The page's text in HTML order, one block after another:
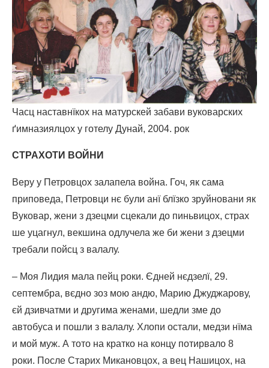
Часц наставнїкох на матурскей забави вуковарских
ґимназиялцох у готелу Дунай, 2004. рок
СТРАХОТИ ВОЙНИ
Веру у Петровцох залапела война. Гоч, як сама
приповеда, Петровци нє були анї блїзко зруйновани як
Вуковар, жени з дзецми сцекали до пиньвицох, страх
ше уцагнул, векшина одлучела же би жени з дзецми
требали пойсц з валалу.
– Моя Лидия мала пейц роки. Єдней нєдзелї, 29.
септембра, вєдно зоз мою андю, Марию Джуджарову,
єй дзивчатми и другима женами, шедли зме до
автобуса и пошли з валалу. Хлопи остали, медзи нїма
и мой муж. А тото на кратко на концу потирвало 8
роки. После Старих Микановцох, а вец Нашицох, на